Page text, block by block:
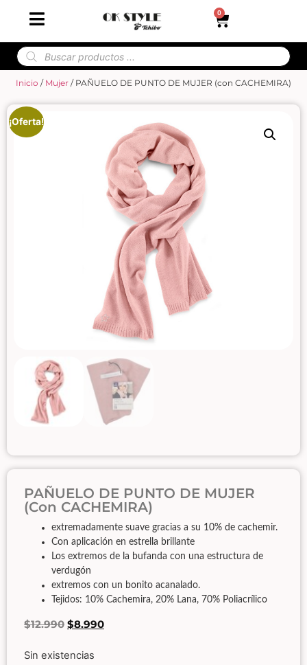
0
Inicio / Mujer / PAÑUELO DE PUNTO DE MUJER (con CACHEMIRA)
¡Oferta!
PAÑUELO DE PUNTO DE MUJER
(con CACHEMIRA)
extremadamente suave gracias a su 10% de cachemir.
Con aplicación en estrella brillante
Los extremos de la bufanda con una estructura de
verdugón
extremos con un bonito acanalado.
Tejidos: 10% Cachemira, 20% Lana, 70% Poliacrílico
$12.990 $8.990
Sin existencias